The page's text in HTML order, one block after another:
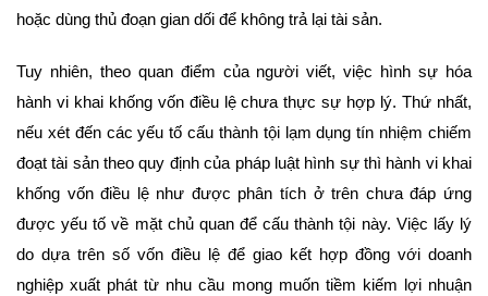
hoặc dùng thủ đoạn gian dối để không trả lại tài sản.
Tuy nhiên, theo quan điểm của người viết, việc hình sự hóa
hành vi khai khống vốn điều lệ chưa thực sự hợp lý. Thứ nhất,
nếu xét đến các yếu tố cấu thành tội lạm dụng tín nhiệm chiếm
đoạt tài sản theo quy định của pháp luật hình sự thì hành vi khai
khống vốn điều lệ như được phân tích ở trên chưa đáp ứng
được yếu tố về mặt chủ quan để cấu thành tội này. Việc lấy lý
do dựa trên số vốn điều lệ để giao kết hợp đồng với doanh
nghiệp xuất phát từ nhu cầu mong muốn tiềm kiếm lợi nhuận